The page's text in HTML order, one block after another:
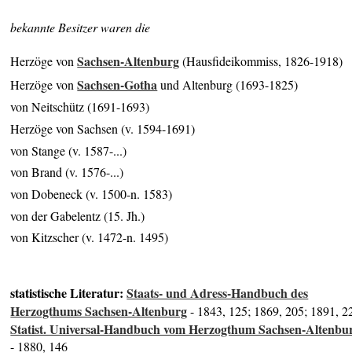
bekannte Besitzer waren die
Herzöge vonSachsen-Altenburg(Hausfideikommiss, 1826-1918)
Herzöge vonSachsen-Gothaund Altenburg (1693-1825)
von Neitschütz (1691-1693)
Herzöge von Sachsen (v. 1594-1691)
von Stange (v. 1587-...)
von Brand (v. 1576-...)
von Dobeneck (v. 1500-n. 1583)
von der Gabelentz (15. Jh.)
von Kitzscher (v. 1472-n. 1495)
statistische Literatur:Staats- und Adress-Handbuch des
Herzogthums Sachsen-Altenburg- 1843, 125; 1869, 205; 1891,
Statist. Universal-Handbuch vom Herzogthum Sachsen-
- 1880, 146